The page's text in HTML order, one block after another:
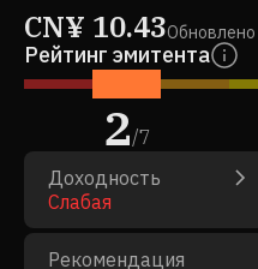
CN¥ 10.43Обновлено
Рейтинг эмитента
2/7
Доходность
Слабая
Рекомендация